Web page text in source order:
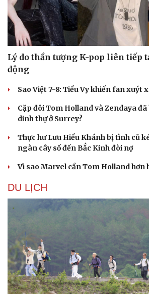
Lý do thần tượng K-pop liên tiếp
động
Sao Việt 7-8: Tiểu Vy khiến fan xuýt
Cặp đôi Tom Holland và Zendaya
dinh thự ở Surrey?
Thực hư Lưu Hiểu Khánh bị tình cũ
ngàn cây số đến Bắc Kinh đòi nợ
Vì sao Marvel cần Tom Holland hơn
DU LỊCH